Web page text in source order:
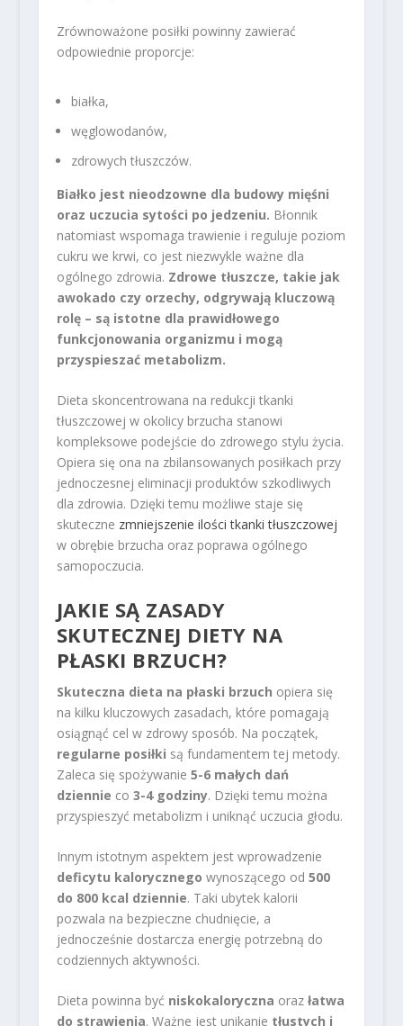
Zrównoważone posiłki powinny zawierać
odpowiednie proporcje:
białka,
węglowodanów,
zdrowych tłuszczów.
Białko jest nieodzowne dla budowy mięśni
oraz uczucia sytości po jedzeniu. Błonnik
natomiast wspomaga trawienie i reguluje poziom
cukru we krwi, co jest niezwykle ważne dla
ogólnego zdrowia. Zdrowe tłuszcze, takie jak
awokado czy orzechy, odgrywają kluczową
rolę – są istotne dla prawidłowego
funkcjonowania organizmu i mogą
przyspieszać metabolizm.
Dieta skoncentrowana na redukcji tkanki
tłuszczowej w okolicy brzucha stanowi
kompleksowe podejście do zdrowego stylu życia.
Opiera się ona na zbilansowanych posiłkach przy
jednoczesnej eliminacji produktów szkodliwych
dla zdrowia. Dzięki temu możliwe staje się
skuteczne zmniejszenie ilości tkanki tłuszczowej
w obrębie brzucha oraz poprawa ogólnego
samopoczucia.
JAKIE SĄ ZASADY
SKUTECZNEJ DIETY NA
PŁASKI BRZUCH?
Skuteczna dieta na płaski brzuch opiera się
na kilku kluczowych zasadach, które pomagają
osiągnąć cel w zdrowy sposób. Na początek,
regularne posiłki są fundamentem tej metody.
Zaleca się spożywanie 5-6 małych dań
dziennie co 3-4 godziny. Dzięki temu można
przyspieszyć metabolizm i uniknąć uczucia głodu.
Innym istotnym aspektem jest wprowadzenie
deficytu kalorycznego wynoszącego od 500
do 800 kcal dziennie. Taki ubytek kalorii
pozwala na bezpieczne chudnięcie, a
jednocześnie dostarcza energię potrzebną do
codziennych aktywności.
Dieta powinna być niskokaloryczna oraz łatwa
do strawienia. Ważne jest unikanie tłustych i